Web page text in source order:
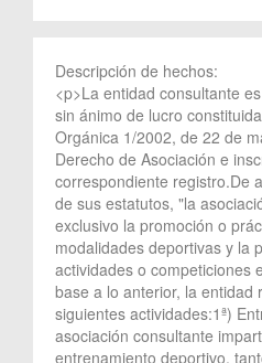
Descripción de hechos:
<p>La entidad consultante
sin ánimo de lucro
Orgánica 1/2002, de 22 de
Derecho de Asociación e
correspondiente registro.De
de sus estatutos, "la
exclusivo la promoción o
modalidades deportivas y la
actividades o competiciones
base a lo anterior, la entidad
siguientes actividades:1ª)
asociación consultante
entrenamiento deportivo,